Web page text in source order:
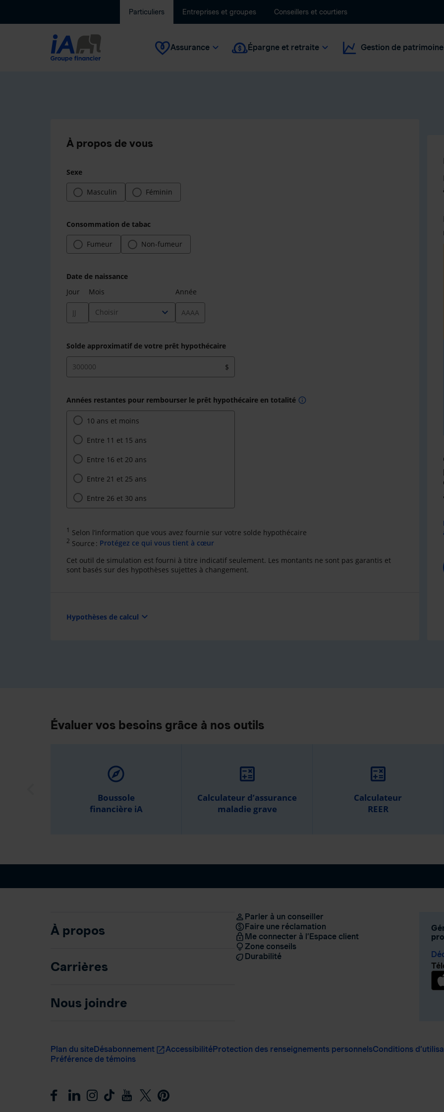
Particuliers Entreprises et groupes Conseillers et courtiers
Assurance Épargne et retraite Gestion de patrimoine
À propos de vous
Sexe
Masculin Féminin
Consommation de tabac
Fumeur Non-fumeur
Date de naissance
Jour
Mois
Choisir expand_more
Année
Solde approximatif de votre prêt hypothécaire
$
Années restantes pour rembourser le prêt hypothécaire en totalité info
10 ans et moins
Entre 11 et 15 ans
Entre 16 et 20 ans
Entre 21 et 25 ans
Entre 26 et 30 ans
1 Selon l’information que vous avez fournie sur votre solde hypothécaire
2 Source : Protégez ce qui vous tient à cœur
Cet outil de simulation est fourni à titre indicatif seulement. Les montants ne sont pas garantis et
sont basés sur des hypothèses sujettes à changement.
Hypothèses de calcul expand_more
Évaluer vos besoins grâce à nos outils
explore
Boussole
financière iA
calculate
Calculateur d’assurance
maladie grave
calculate
Calculateur
REER
À propos
Carrières
Nous joindre
Parler à un conseiller
Faire une réclamation
Me connecter à l’Espace client
Zone conseils
Durabilité
Plan du siteDésabonnement AccessibilitéProtection des renseignements personnelsConditions
Préférence de témoins